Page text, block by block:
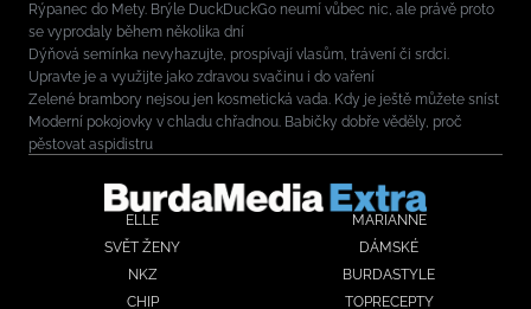
Rýpanec do Mety. Brýle DuckDuckGo neumí vůbec nic, ale právě proto
se vyprodaly během několika dní
Dýňová semínka nevyhazujte, prospívají vlasům, trávení či srdci.
Upravte je a využijte jako zdravou svačinu i do vaření
Zelené brambory nejsou jen kosmetická vada. Kdy je ještě můžete sníst
Moderní pokojovky v chladu chřadnou. Babičky dobře věděly, proč
pěstovat aspidistru
ELLE
MARIANNE
SVĚT ŽENY
DÁMSKÉ
NKZ
BURDASTYLE
CHIP
TOPRECEPTY